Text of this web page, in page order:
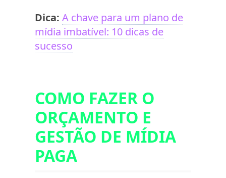
Dica: A chave para um plano de
mídia imbatível: 10 dicas de
sucesso
COMO FAZER O
ORÇAMENTO E
GESTÃO DE MÍDIA
PAGA